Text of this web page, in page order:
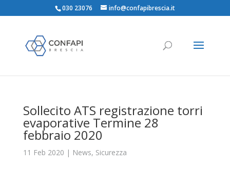
030 23076 info@confapibrescia.it
Sollecito ATS registrazione torri
evaporative Termine 28
febbraio 2020
11 Feb 2020 | News, Sicurezza